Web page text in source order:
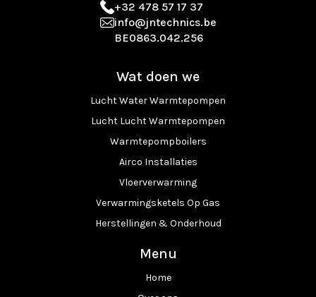
+32 478 57 17 37
info@jntechnics.be
BE0863.042.256
Wat doen we
Lucht Water Warmtepompen
Lucht Lucht Warmtepompen
Warmtepompboilers
Airco Installaties
Vloerverwarming
Verwarmingsketels Op Gas
Herstellingen & Onderhoud
Menu
Home